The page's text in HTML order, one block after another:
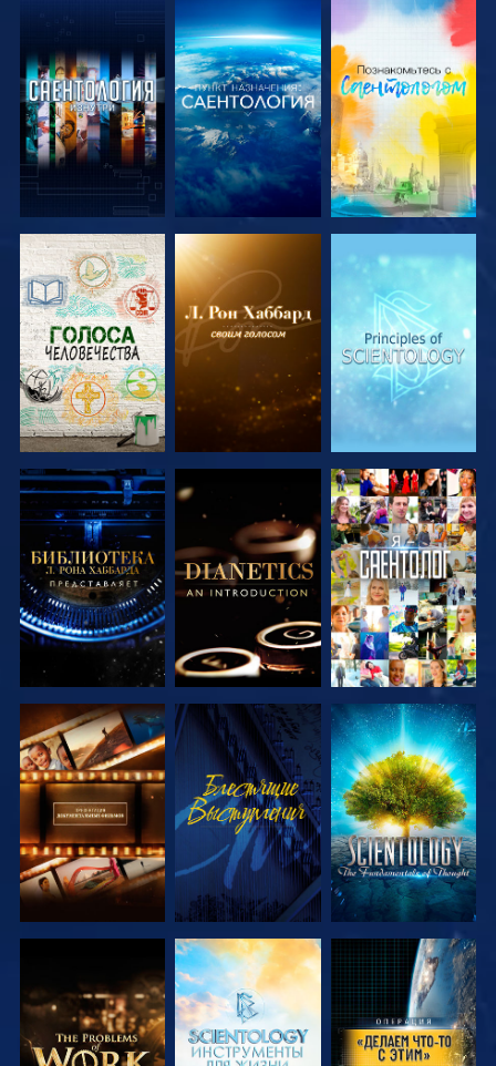
СМОТРЕТЬ
ПЕРЕДАЧИ
СМОТРЕТЬ
ПЕРЕДАЧИ
СМОТРЕТЬ
ПЕРЕДАЧИ
СМОТРЕТЬ
ПЕРЕДАЧИ
СМОТРЕТЬ
ПЕРЕДАЧИ
СМОТРЕТЬ
СМОТРЕТЬ
ПЕРЕДАЧИ
СМОТРЕТЬ
СМОТРЕТЬ
ПЕРЕДАЧИ
СМОТРЕТЬ
ПЕРЕДАЧИ
СМОТРЕТЬ
ПЕРЕДАЧИ
СМОТРЕТЬ